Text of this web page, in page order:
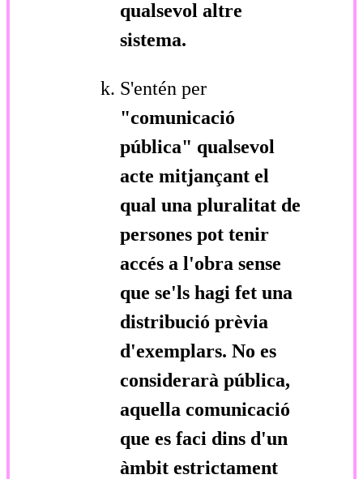
qualsevol altre
sistema.
S'entén per
"comunicació
pública" qualsevol
acte mitjançant el
qual una pluralitat de
persones pot tenir
accés a l'obra sense
que se'ls hagi fet una
distribució prèvia
d'exemplars. No es
considerarà pública,
aquella comunicació
que es faci dins d'un
àmbit estrictament